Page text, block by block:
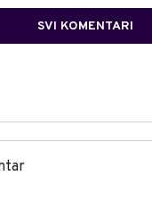
SVI KOMENTARI